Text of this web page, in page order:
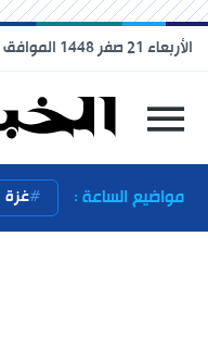
الأربعاء 21 صفر 1448 الموافق ل 05 أغسطس 2026
مواضيع الساعة : غزة